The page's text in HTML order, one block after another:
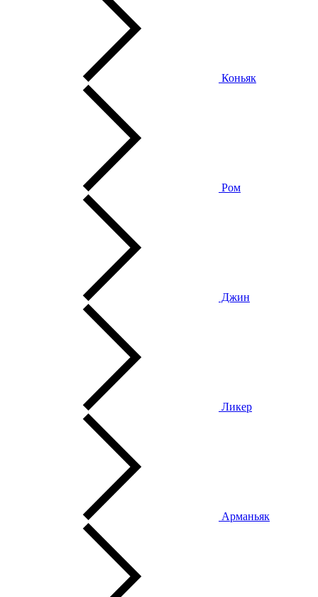
Коньяк
Ром
Джин
Ликер
Арманьяк